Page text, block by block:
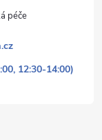
12:30-14:00)